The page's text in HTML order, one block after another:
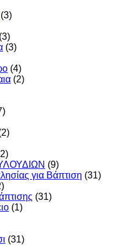
(3)
(3)
(3)
(4)
(2)
(9)
για Βάπτιση (31)
(31)
(1)
(31)